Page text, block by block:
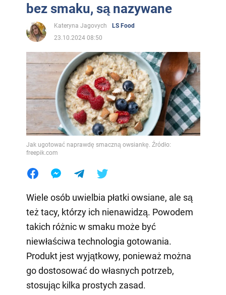
bez smaku, są nazywane
Kateryna Jagovych
LS Food
23.10.2024 08:50
Jak ugotować naprawdę smaczną owsiankę. Źródło:
freepik.com
Wiele osób uwielbia płatki owsiane, ale są
też tacy, którzy ich nienawidzą. Powodem
takich różnic w smaku może być
niewłaściwa technologia gotowania.
Produkt jest wyjątkowy, ponieważ można
go dostosować do własnych potrzeb,
stosując kilka prostych zasad.